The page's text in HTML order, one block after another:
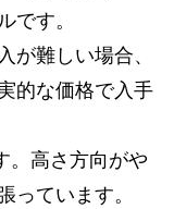
す。
が難しい場合、
的な価格で入手
。高さ方向がや
ています。